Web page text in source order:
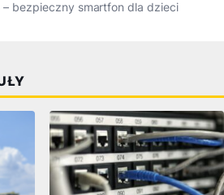
– bezpieczny smartfon dla dzieci